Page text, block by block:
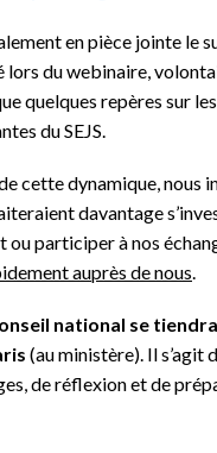
en pièce jointe le
lors du webinaire,
quelques repères sur
du SEJS.
cette dynamique, nous
davantage
ou participer à nos
auprès de nous.
national se
(au ministère). Il s’agit
de réflexion et de